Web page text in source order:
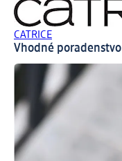
CATRICE
Vhodné poradenstvo